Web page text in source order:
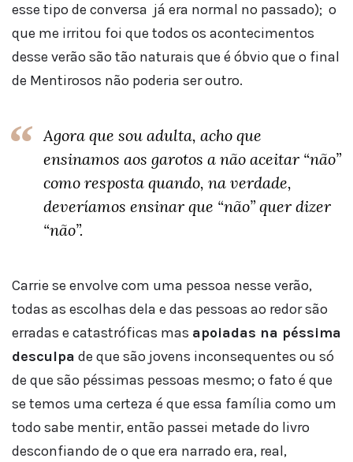
esse tipo de conversa já era normal no passado); o
que me irritou foi que todos os acontecimentos
desse verão são tão naturais que é óbvio que o final
de Mentirosos não poderia ser outro.
Agora que sou adulta, acho que
ensinamos aos garotos a não aceitar “não”
como resposta quando, na verdade,
deveríamos ensinar que “não” quer dizer
“não”.
Carrie se envolve com uma pessoa nesse verão,
todas as escolhas dela e das pessoas ao redor são
erradas e catastróficas mas apoiadas na péssima
desculpa de que são jovens inconsequentes ou só
de que são péssimas pessoas mesmo; o fato é que
se temos uma certeza é que essa família como um
todo sabe mentir, então passei metade do livro
desconfiando de o que era narrado era, real,